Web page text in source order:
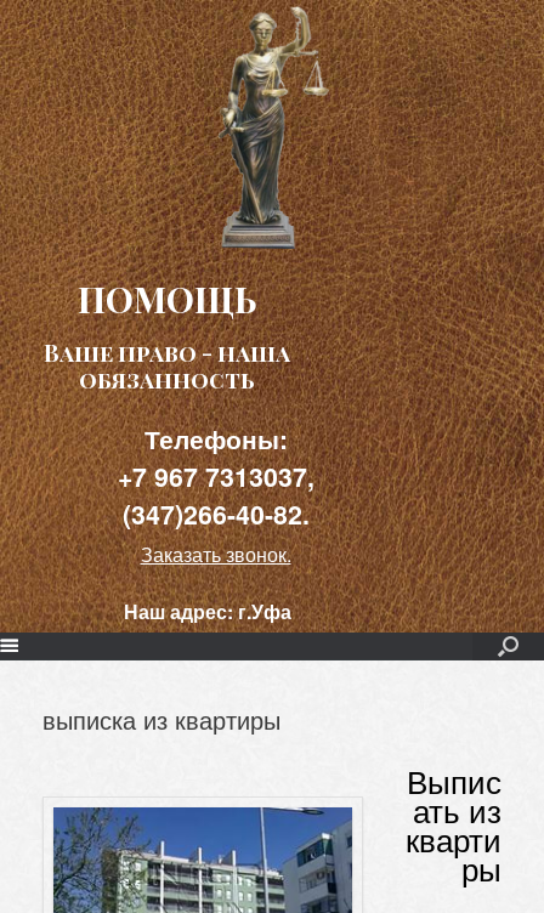
ПОМОЩЬ
Ваше право - наша
обязанность
Телефоны:
+7 967 7313037,
(347)266-40-82.
Заказать звонок.
Наш адрес:г.Уфа
выписка из квартиры
Выпис
ать из
кварти
ры